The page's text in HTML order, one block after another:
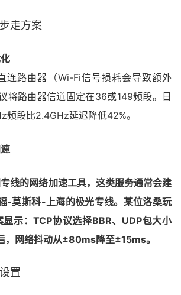
走方案
连路由器（Wi-Fi信号损耗会导致额外
将路由器信道固定在36或149频段。日
频段比2.4GHz延迟降低42%。
线的网络加速工具，这类服务通常会建
-莫斯科-上海的极光专线。某位洛桑玩
示：TCP协议选择BBR、UDP包大小
，网络抖动从±80ms降至±15ms。
置